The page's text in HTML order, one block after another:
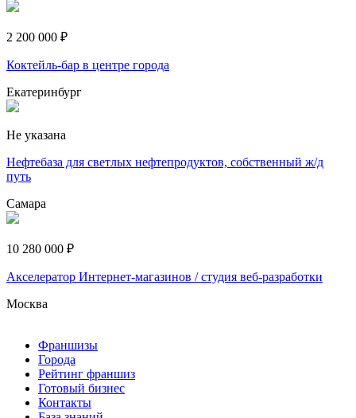
2 200 000 ₽
Коктейль-бар в центре города
Екатеринбург
Не указана
Нефтебаза для светлых нефтепродуктов, собственный ж/д
путь
Самара
10 280 000 ₽
Акселератор Интернет-магазинов / студия веб-разработки
Москва
Франшизы
Города
Рейтинг франшиз
Готовый бизнес
Контакты